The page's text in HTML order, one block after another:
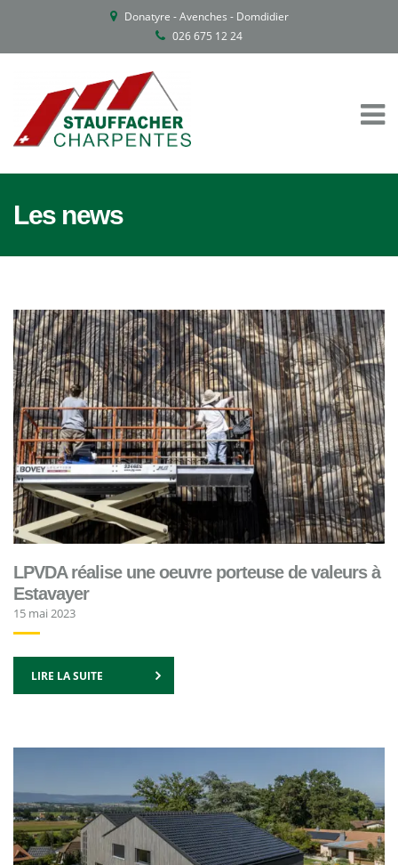
Donatyre - Avenches - Domdidier
026 675 12 24
Les news
LPVDA réalise une oeuvre porteuse de valeurs à
Estavayer
15 mai 2023
LIRE LA SUITE